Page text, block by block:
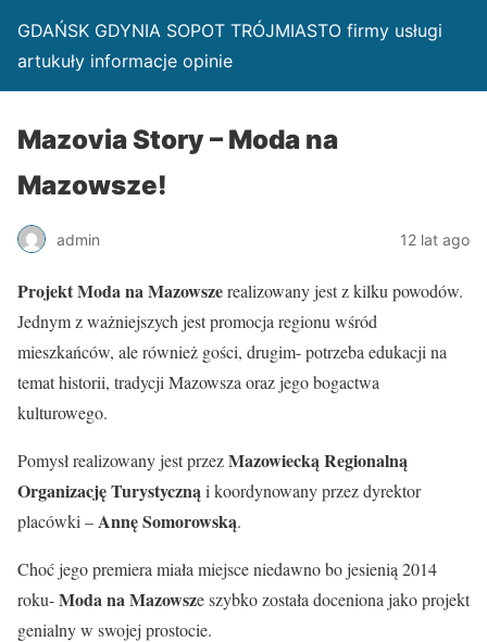
GDAŃSK GDYNIA SOPOT TRÓJMIASTO firmy usługi
artukuły informacje opinie
Mazovia Story – Moda na
Mazowsze!
admin 12 lat ago
Projekt Moda na Mazowszerealizowany jest z kilku powodów.
Jednym z ważniejszych jest promocja regionu wśród
mieszkańców, ale również gości, drugim- potrzeba edukacji na
temat historii, tradycji Mazowsza oraz jego bogactwa
kulturowego.
Pomysł realizowany jest przezMazowiecką Regionalną
Organizację Turystycznąi koordynowany przez dyrektor
placówki –Annę Somorowską.
Choć jego premiera miała miejsce niedawno bo jesienią 2014
roku-Moda na Mazowsze szybko została doceniona jako projekt
genialny w swojej prostocie.